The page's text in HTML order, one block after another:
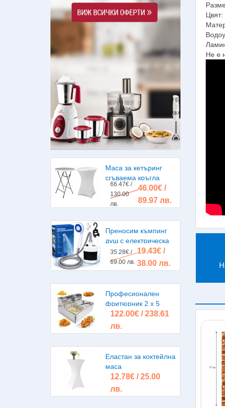
Маса за кетъринг
сгъваема кръгла
диаметър 80см.
66.47€ /
130.00
лв.
46.00€ /
89.97 лв.
Преносим къмпинг
душ с електрическа
помпа, акумулаторна
батерия
35.28€ /
69.00 лв.
19.43€ /
38.00 лв.
Професионален
фритюрник 2 х 5
литра 2х2500W
122.00€ / 238.61
лв.
Еластан за коктейлна
маса
12.78€ / 25.00
лв.
Цвят:
Не е